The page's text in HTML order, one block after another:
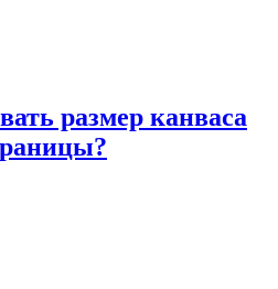
размер канваса